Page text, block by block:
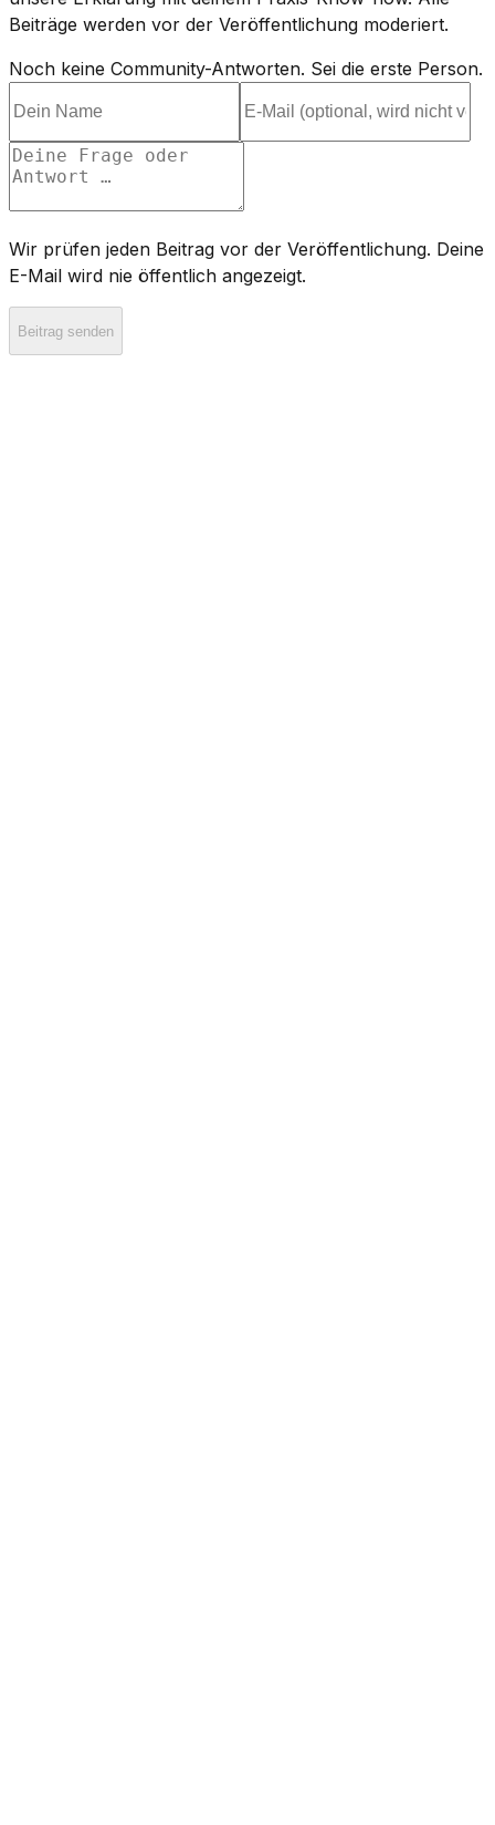
Beiträge werden vor der Veröffentlichung moderiert.
Noch keine Community-Antworten. Sei die erste Person.
Wir prüfen jeden Beitrag vor der Veröffentlichung. Deine
E-Mail wird nie öffentlich angezeigt.
Beitrag senden